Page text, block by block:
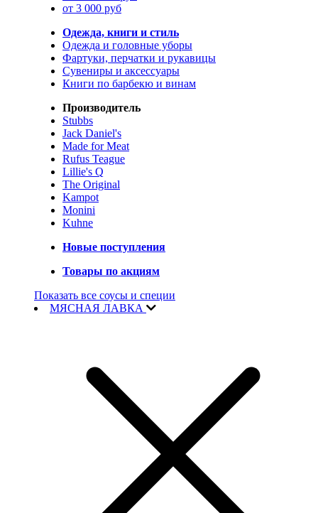
от 3 000 руб
Одежда, книги и стиль
Одежда и головные уборы
Фартуки, перчатки и рукавицы
Сувениры и аксессуары
Книги по барбекю и винам
Производитель
Stubbs
Jack Daniel's
Made for Meat
Rufus Teague
Lillie's Q
The Original
Kampot
Monini
Kuhne
Новые поступления
Товары по акциям
Показать все соусы и специи
МЯСНАЯ ЛАВКА